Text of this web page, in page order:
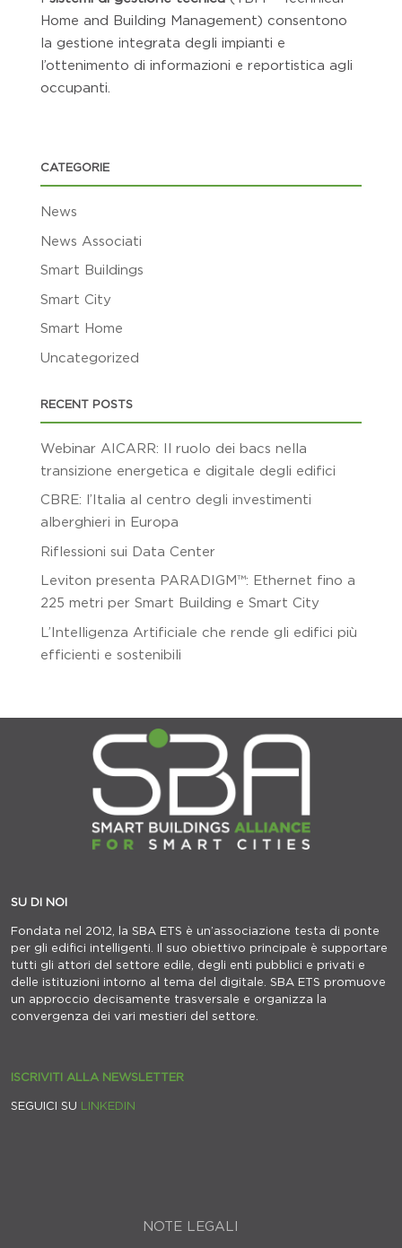
Home and Building Management) consentono
la gestione integrata degli impianti e
l’ottenimento di informazioni e reportistica agli
occupanti.
CATEGORIE
News
News Associati
Smart Buildings
Smart City
Smart Home
Uncategorized
RECENT POSTS
Webinar AICARR: Il ruolo dei bacs nella
transizione energetica e digitale degli edifici
CBRE: l’Italia al centro degli investimenti
alberghieri in Europa
Riflessioni sui Data Center
Leviton presenta PARADIGM™: Ethernet fino a
225 metri per Smart Building e Smart City
L’Intelligenza Artificiale che rende gli edifici più
efficienti e sostenibili
SU DI NOI
Fondata nel 2012, la SBA ETS è un’associazione testa di ponte
per gli edifici intelligenti. Il suo obiettivo principale è supportare
tutti gli attori del settore edile, degli enti pubblici e privati e
delle istituzioni intorno al tema del digitale. SBA ETS promuove
un approccio decisamente trasversale e organizza la
convergenza dei vari mestieri del settore.
ISCRIVITI ALLA NEWSLETTER
SEGUICI SU LINKEDIN
NOTE LEGALI